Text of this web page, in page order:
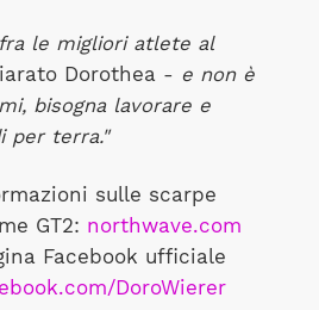
le migliori atlete al
Dorothea - e non è
bisogna lavorare e
per terra."
sulle scarpe
GT2: northwave.com
Facebook ufficiale
DoroWierer